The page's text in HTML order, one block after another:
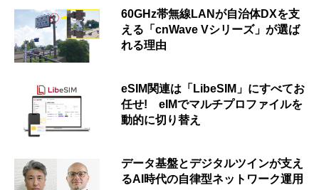
60GHz帯無線LANが自治体DXを支
える「cnWave Vシリーズ」が選ば
れる理由
eSIM関連は「LibeSIM」にすべてお
任せ! eIMでマルチプロファイルを
動的に切り替え
データ基盤とデジタルツインが支え
るAI時代の自律型ネットワーク運用